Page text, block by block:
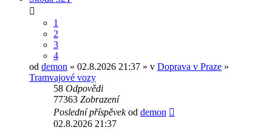
1
2
3
4
od demon » 02.8.2026 21:37 » v Doprava v Praze »
Tramvajové vozy
58 Odpovědi
77363 Zobrazení
Poslední příspěvekod demon
02.8.2026 21:37